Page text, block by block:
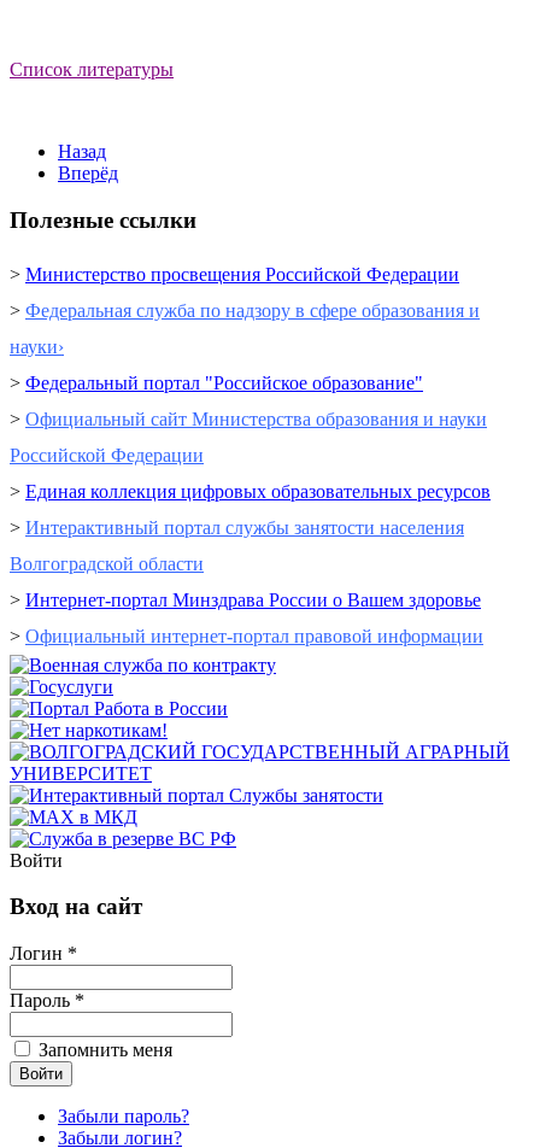
Список литературы
Назад
Вперёд
Полезные ссылки
> Министерство просвещения Российской Федерации
> Федеральная служба по надзору в сфере образования и
науки›
> Федеральный портал "Российское образование"
> Официальный сайт Министерства образования и науки
Российской Федерации
> Единая коллекция цифровых образовательных ресурсов
> Интерактивный портал cлужбы занятости населения
Волгоградской области
> Интернет-портал Минздрава России о Вашем здоровье
> Официальный интернет-портал правовой информации
Войти
Вход на сайт
Логин *
Пароль *
Запомнить меня
Забыли пароль?
Забыли логин?